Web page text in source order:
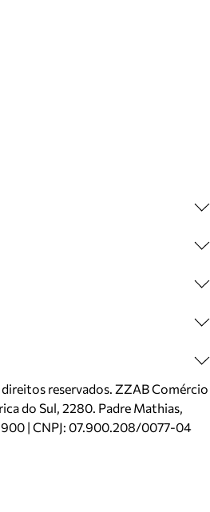
reservados. ZZAB Comércio
do Sul, 2280. Padre Mathias,
| CNPJ: 07.900.208/0077-04